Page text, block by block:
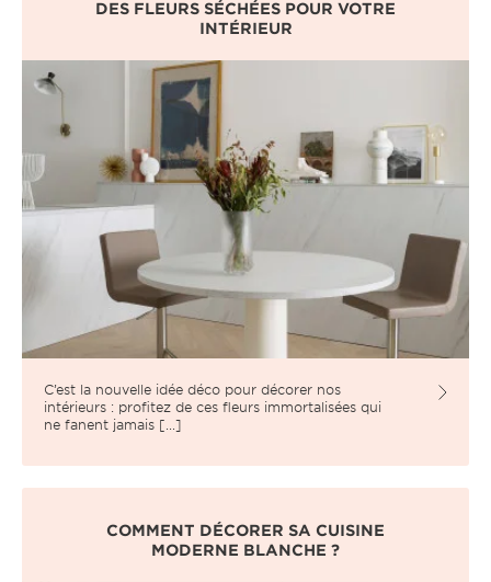
DES FLEURS SÉCHÉES POUR VOTRE
INTÉRIEUR
C’est la nouvelle idée déco pour décorer nos
intérieurs : profitez de ces fleurs immortalisées qui
ne fanent jamais [...]
COMMENT DÉCORER SA CUISINE
MODERNE BLANCHE ?